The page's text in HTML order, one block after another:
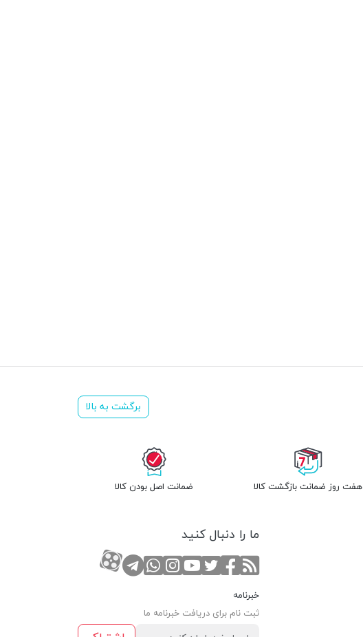
برگشت به بالا
هفت روز ضمانت بازگشت کالا ضمانت اصل بودن کالا
ما را دنبال کنید
RSSصفحه فیسبوک
صفحه تویتر
کانال یوتوب
صفحه اینستاگرام
تماس با واتس
کانال تلگرام
کانال آپارات
خبرنامه
ثبت نام برای دریافت خبرنامه ما